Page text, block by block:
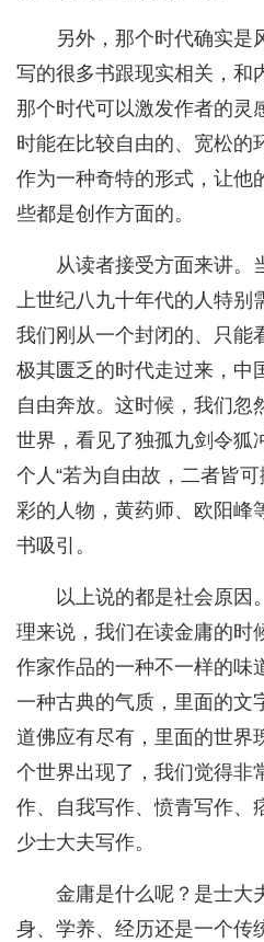
另外，那个时代确实是
写的很多书跟现实相关，和
那个时代可以激发作者的灵
时能在比较自由的、宽松的
作为一种奇特的形式，让他
些都是创作方面的。
从读者接受方面来讲。
上世纪八九十年代的人特别
我们刚从一个封闭的、只能
极其匮乏的时代走过来，中
自由奔放。这时候，我们忽
世界，看见了独孤九剑令狐
个人“若为自由故，二者皆
彩的人物，黄药师、欧阳峰
书吸引。
以上说的都是社会原因
理来说，我们在读金庸的时
作家作品的一种不一样的味
一种古典的气质，里面的文
道佛应有尽有，里面的世界
个世界出现了，我们觉得非
作、自我写作、愤青写作、
少士大夫写作。
金庸是什么呢？是士大
身、学养、经历还是一个传